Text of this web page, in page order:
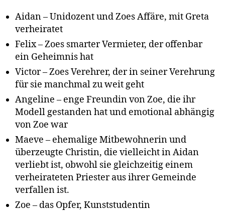
Aidan – Unidozent und Zoes Affäre, mit Greta
verheiratet
Felix – Zoes smarter Vermieter, der offenbar
ein Geheimnis hat
Victor – Zoes Verehrer, der in seiner Verehrung
für sie manchmal zu weit geht
Angeline – enge Freundin von Zoe, die ihr
Modell gestanden hat und emotional abhängig
von Zoe war
Maeve – ehemalige Mitbewohnerin und
überzeugte Christin, die vielleicht in Aidan
verliebt ist, obwohl sie gleichzeitig einem
verheirateten Priester aus ihrer Gemeinde
verfallen ist.
Zoe – das Opfer, Kunststudentin